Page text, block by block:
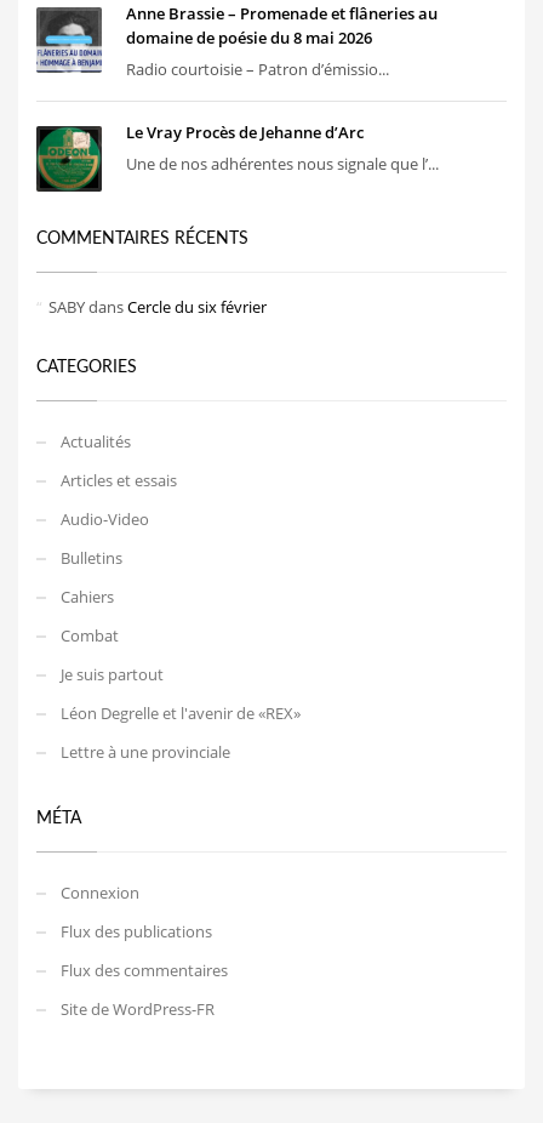
Anne Brassie – Promenade et flâneries au
domaine de poésie du 8 mai 2026
Radio courtoisie – Patron d’émissio...
Le Vray Procès de Jehanne d’Arc
Une de nos adhérentes nous signale que l’...
COMMENTAIRES RÉCENTS
SABYdansCercle du six février
CATEGORIES
Actualités
Articles et essais
Audio-Video
Bulletins
Cahiers
Combat
Je suis partout
Léon Degrelle et l'avenir de «REX»
Lettre à une provinciale
MÉTA
Connexion
Flux des publications
Flux des commentaires
Site de WordPress-FR